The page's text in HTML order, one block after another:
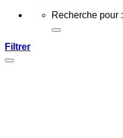
Recherche pour :
Filtrer